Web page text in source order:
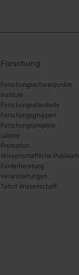
Forschung
Forschungsschwerpunkte
Institute
Forschungsstandorte
Forschungsgruppen
Forschungsprojekte
Labore
Promotion
Wissenschaftliche
Förderberatung
Veranstaltungen
Tatort Wissenschaft